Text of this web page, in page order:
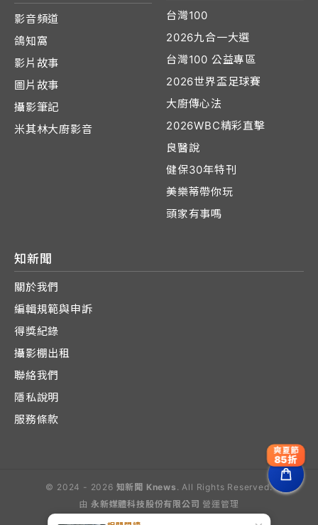
影音頻道
鴿知窩
影片故事
圖片故事
攝影筆記
米其林大廚影音
台灣100
2026九合一大選
台灣100 公益專區
2026世界盃足球賽
大廚傳心法
2026WBC精彩直擊
良醫說
健保30年特刊
美樂蒂帶你玩
頭家有事嗎
知新聞
關於我們
編輯規範與申訴
得獎紀錄
攝影棚出租
聯絡我們
隱私說明
服務條款
© 2024 - 2026 知新聞 Knews . All Rights Reserved.
由 永新媒體科技股份有限公司 營運管理
爽夏節
85折